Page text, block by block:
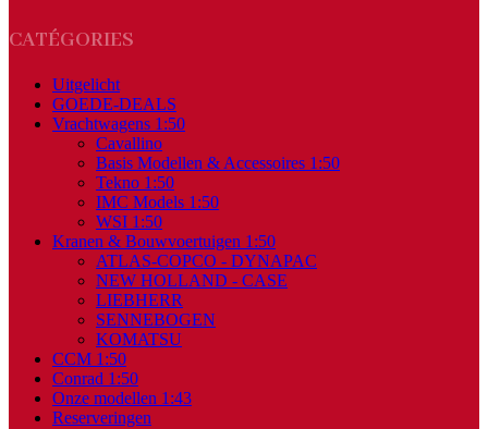
CATÉGORIES
Uitgelicht
GOEDE-DEALS
Vrachtwagens 1:50
Cavallino
Basis Modellen & Accessoires 1:50
Tekno 1:50
IMC Models 1:50
WSI 1:50
Kranen & Bouwvoertuigen 1:50
ATLAS-COPCO - DYNAPAC
NEW HOLLAND - CASE
LIEBHERR
SENNEBOGEN
KOMATSU
CCM 1:50
Conrad 1:50
Onze modellen 1:43
Reserveringen